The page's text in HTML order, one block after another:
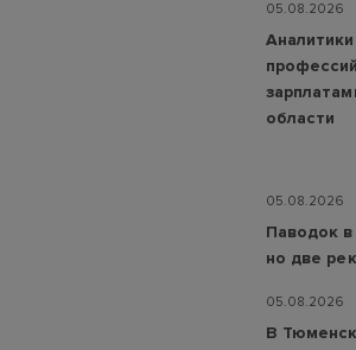
05.08.2026
области
05.08.2026
Паводок
но две
05.08.2026
В